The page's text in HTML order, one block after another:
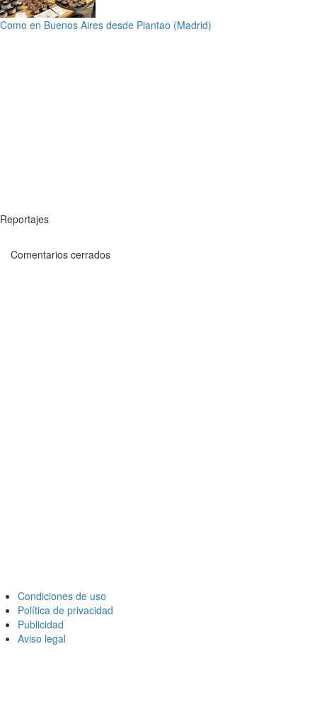
Como en Buenos Aires desde Piantao (Madrid)
Reportajes
Comentarios cerrados
Condiciones de uso
Política de privacidad
Publicidad
Aviso legal